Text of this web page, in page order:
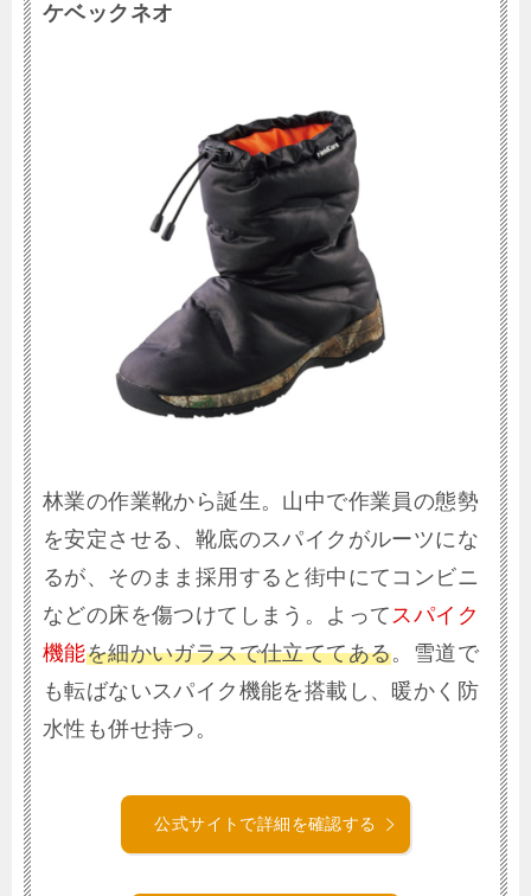
ケベックネオ
林業の作業靴から誕生。山中で作業員の態勢
を安定させる、靴底のスパイクがルーツにな
るが、そのまま採用すると街中にてコンビニ
などの床を傷つけてしまう。よってスパイク
機能を細かいガラスで仕立ててある。雪道で
も転ばないスパイク機能を搭載し、暖かく防
水性も併せ持つ。
公式サイトで詳細を確認する